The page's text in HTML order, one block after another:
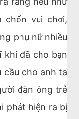
chốn vui chơi,
phụ nữ nhiều
khi đã cho bạn
cầu cho anh ta
đàn ông trẻ
phát hiện ra bị